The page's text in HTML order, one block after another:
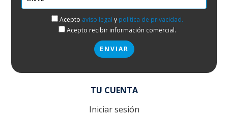
Acepto aviso legal y política de privacidad.
Acepto recibir información comercial.
TU CUENTA
Iniciar sesión